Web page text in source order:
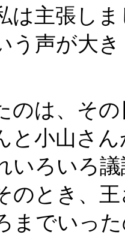
は主張し
う声が大
のは、そ
と小山さ
いろいろ
のとき、
までいっ